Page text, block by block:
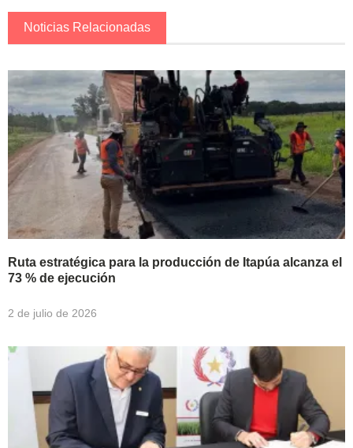
Noticias Relacionadas
Ruta estratégica para la producción de Itapúa alcanza el
73 % de ejecución
2 de julio de 2026